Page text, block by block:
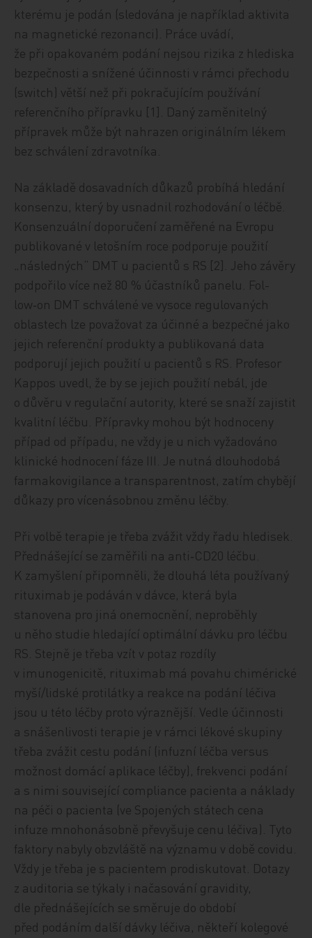
kterému je podán (sledována je například aktivita
na magnetické rezonanci). Práce uvádí,
že při opakovaném podání nejsou rizika z hlediska
bezpečnosti a snížené účinnosti v rámci přechodu
(switch) větší než při pokračujícím používání
referenčního přípravku [1]. Daný zaměnitelný
přípravek může být nahrazen originálním lékem
bez schválení zdravotníka.
Na základě dosavadních důkazů probíhá hledání
konsenzu, který by usnadnil rozhodování o léčbě.
Konsenzuální doporučení zaměřené na Evropu
publikované v letošním roce podporuje použití
„následných“ DMT u pacientů s RS [2]. Jeho závěry
podpořilo více než 80 % účastníků panelu. Fol­
low‑on DMT schválené ve vysoce regulovaných
oblastech lze považovat za účinné a bezpečné jako
jejich referenční produkty a publikovaná data
podporují jejich použití u pacientů s RS. Profesor
Kappos uvedl, že by se jejich použití nebál, jde
o důvěru v regulační autority, které se snaží zajistit
kvalitní léčbu. Přípravky mohou být hodnoceny
případ od případu, ne vždy je u nich vyžadováno
klinické hodnocení fáze III. Je nutná dlouhodobá
farmakovigilance a transparentnost, zatím chybějí
důkazy pro vícenásobnou změnu léčby.
Při volbě terapie je třeba zvážit vždy řadu hledisek.
Přednášející se zaměřili na anti‑CD20 léčbu.
K zamyšlení připomněli, že dlouhá léta používaný
rituximab je podáván v dávce, která byla
stanovena pro jiná onemocnění, neproběhly
u něho studie hledající optimální dávku pro léčbu
RS. Stejně je třeba vzít v potaz rozdíly
v imunogenicitě, rituximab má povahu chimérické
myší/lidské protilátky a reakce na podání léčiva
jsou u této léčby proto výraznější. Vedle účinnosti
a snášenlivosti terapie je v rámci lékové skupiny
třeba zvážit cestu podání (infuzní léčba versus
možnost domácí aplikace léčby), frekvenci podání
a s nimi související compliance pacienta a náklady
na péči o pacienta (ve Spojených státech cena
infuze mnohonásobně převyšuje cenu léčiva). Tyto
faktory nabyly obzvláště na významu v době covidu.
Vždy je třeba je s pacientem prodiskutovat. Dotazy
z auditoria se týkaly i načasování gravidity,
dle přednášejících se směruje do období
před podáním další dávky léčiva, někteří kolegové